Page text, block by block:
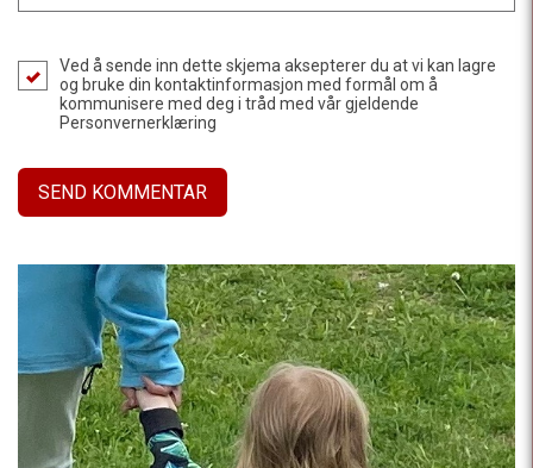
Ved å sende inn dette skjema aksepterer du at vi kan lagre
og bruke din kontaktinformasjon med formål om å
kommunisere med deg i tråd med vår gjeldende
Personvernerklæring